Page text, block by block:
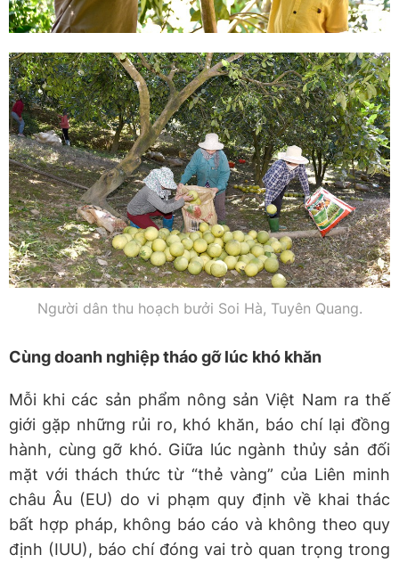
Người dân thu hoạch bưởi Soi Hà, Tuyên Quang.
Cùng doanh nghiệp tháo gỡ lúc khó khăn
Mỗi khi các sản phẩm nông sản Việt Nam ra thế
giới gặp những rủi ro, khó khăn, báo chí lại đồng
hành, cùng gỡ khó. Giữa lúc ngành thủy sản đối
mặt với thách thức từ “thẻ vàng” của Liên minh
châu Âu (EU) do vi phạm quy định về khai thác
bất hợp pháp, không báo cáo và không theo quy
định (IUU), báo chí đóng vai trò quan trọng trong